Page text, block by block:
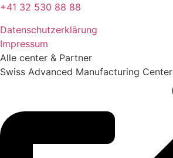
+41 32 530 88 88
Datenschutzerklärung
Impressum
Alle center & Partner
Swiss Advanced Manufacturing Center